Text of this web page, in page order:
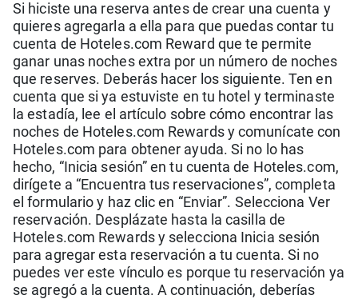
Si hiciste una reserva antes de crear una cuenta y
quieres agregarla a ella para que puedas contar tu
cuenta de Hoteles.com Reward que te permite
ganar unas noches extra por un número de noches
que reserves. Deberás hacer los siguiente. Ten en
cuenta que si ya estuviste en tu hotel y terminaste
la estadía, lee el artículo sobre cómo encontrar las
noches de Hoteles.com Rewards y comunícate con
Hoteles.com para obtener ayuda. Si no lo has
hecho, “Inicia sesión” en tu cuenta de Hoteles.com,
dirígete a “Encuentra tus reservaciones”, completa
el formulario y haz clic en “Enviar”. Selecciona Ver
reservación. Desplázate hasta la casilla de
Hoteles.com Rewards y selecciona Inicia sesión
para agregar esta reservación a tu cuenta. Si no
puedes ver este vínculo es porque tu reservación ya
se agregó a la cuenta. A continuación, deberías